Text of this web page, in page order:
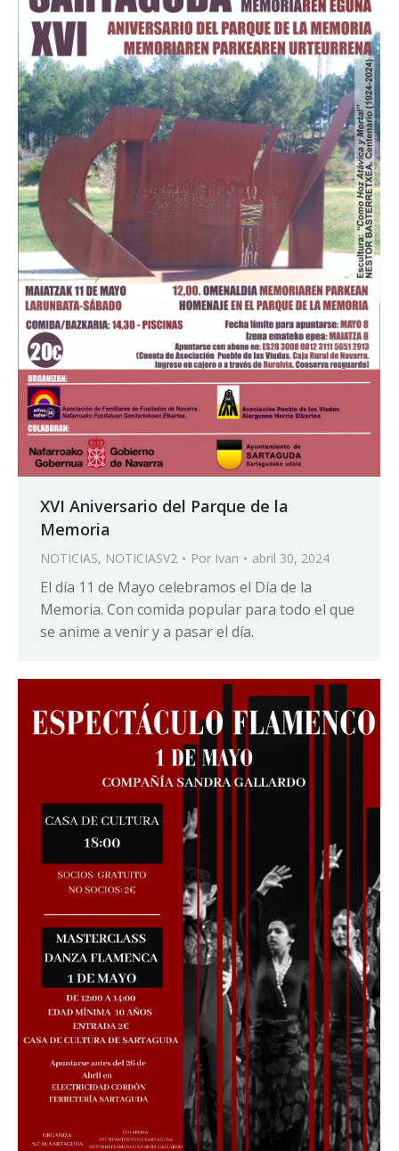
XVI Aniversario del Parque de la
Memoria
NOTICIAS, NOTICIASV2 Por Ivan abril 30, 2024
El día 11 de Mayo celebramos el Día de la
Memoria. Con comida popular para todo el que
se anime a venir y a pasar el día.